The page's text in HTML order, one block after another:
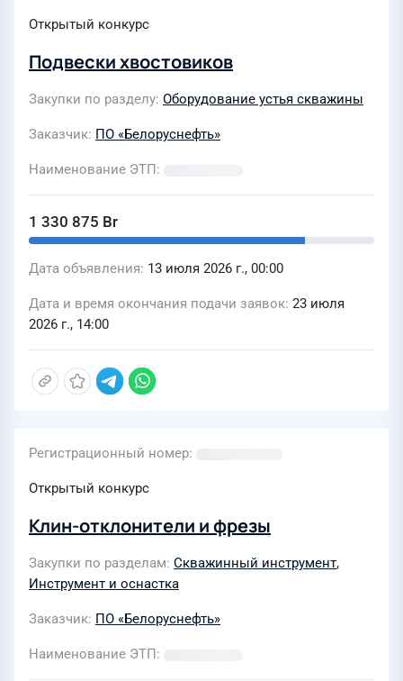
Открытый конкурс
Подвески хвостовиков
Закупки по разделу Оборудование устья скважины
Заказчик ПО «Белоруснефть»
Наименование ЭТП
1 330 875 Br
Дата объявления 13 июля 2026 г., 00:00
Дата и время окончания подачи заявок 23 июля
2026 г., 14:00
Регистрационный номер
Открытый конкурс
Клин-отклонители и фрезы
Закупки по разделам Скважинный инструмент,
Инструмент и оснастка
Заказчик ПО «Белоруснефть»
Наименование ЭТП